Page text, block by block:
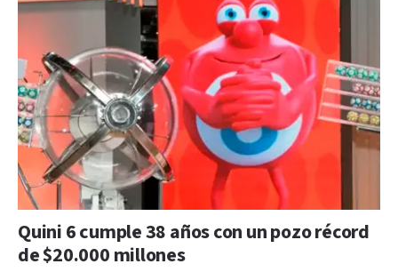
Quini 6 cumple 38 años con un pozo récord
de $20.000 millones